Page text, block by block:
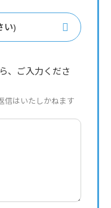
い)
、ご入力くださ
信はいたしかねます